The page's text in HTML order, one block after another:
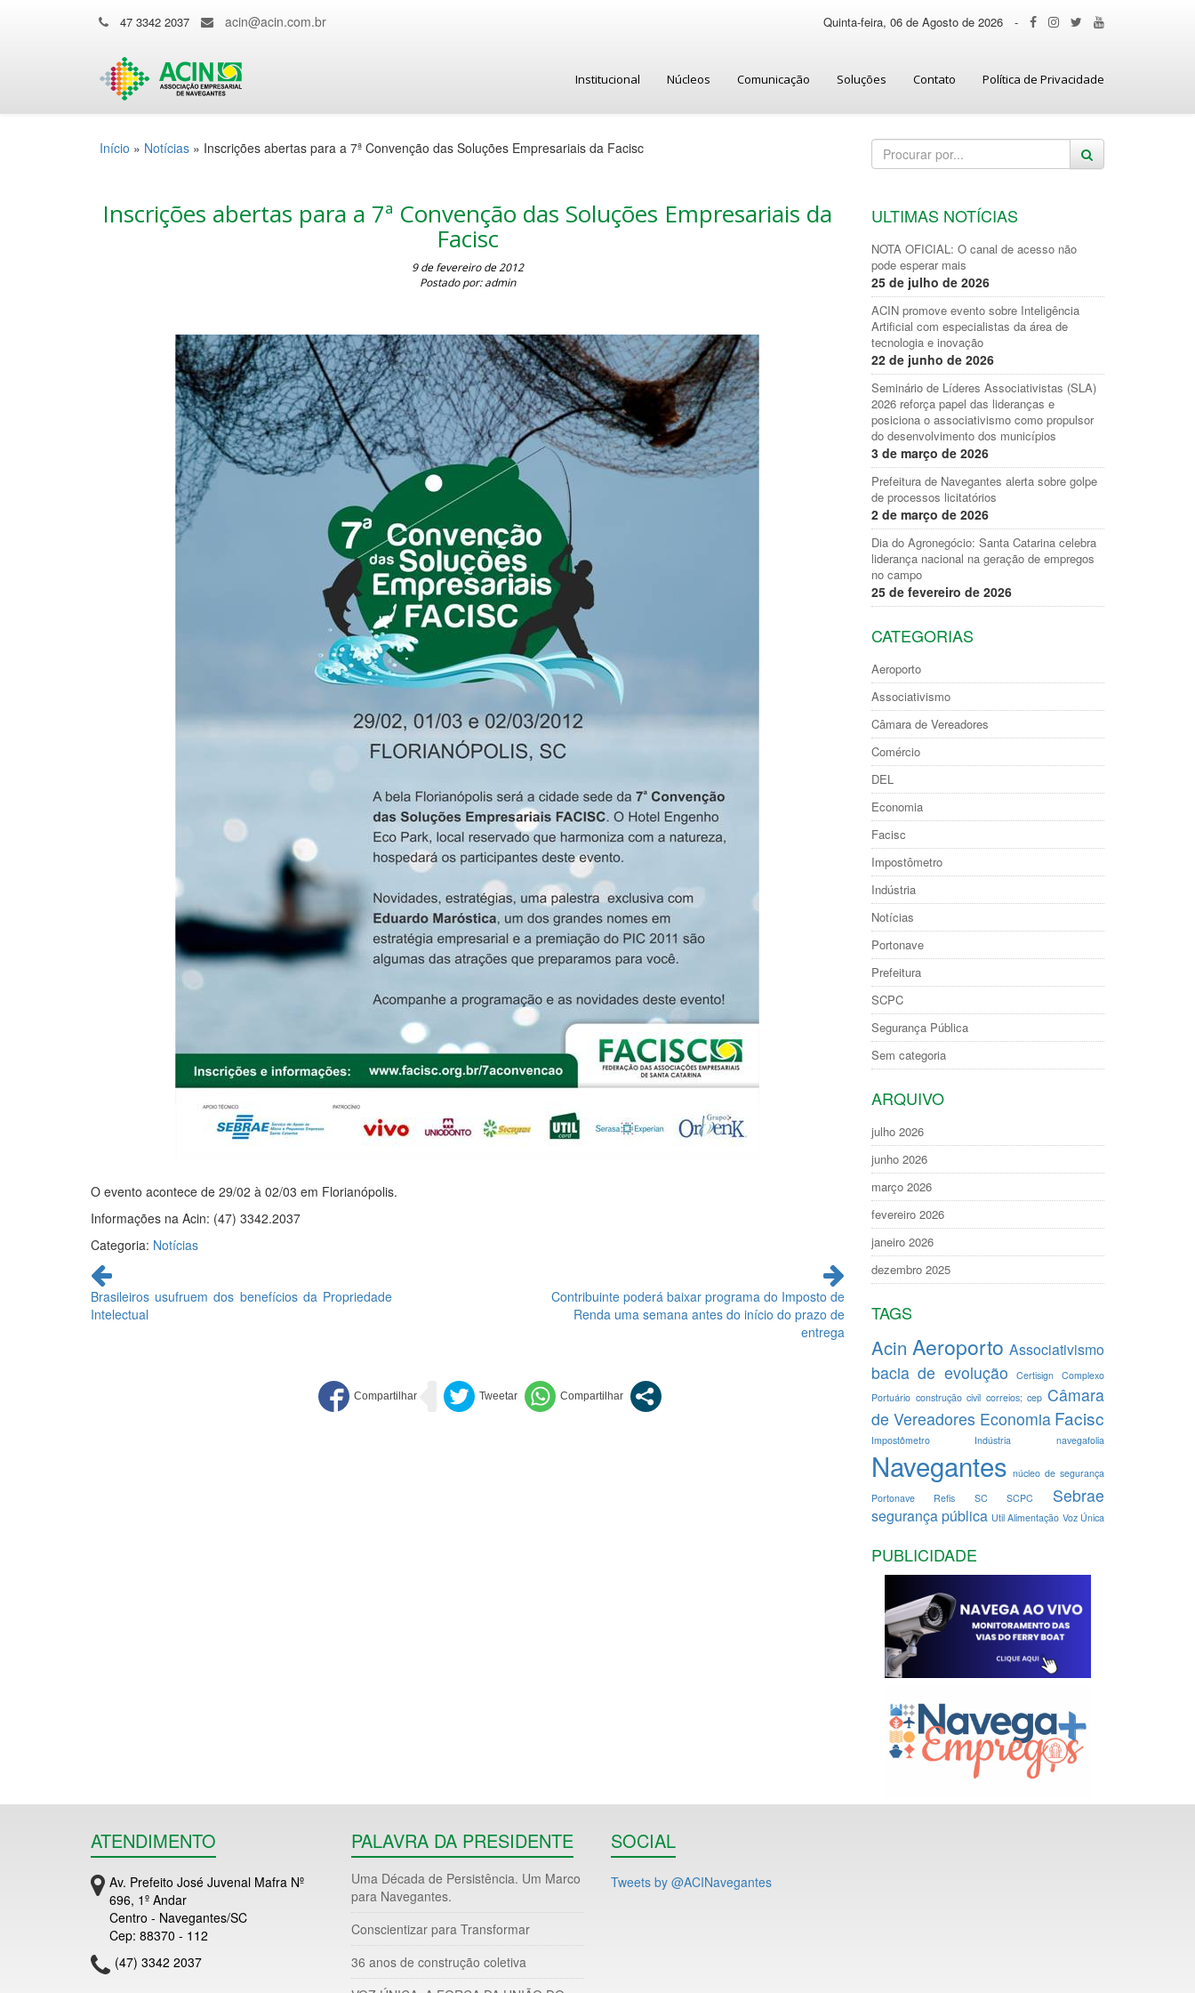
47 3342 2037 acin@acin.com.br Quinta-feira, 06 de Agosto de 2026 -
Institucional Núcleos Comunicação Soluções Contato Política de Privacidade
Início » Notícias » Inscrições abertas para a 7ª Convenção das Soluções Empresariais da Facisc
Inscrições abertas para a 7ª Convenção das Soluções Empresariais da
Facisc
9 de fevereiro de 2012
Postado por: admin
O evento acontece de 29/02 à 02/03 em Florianópolis.
Informações na Acin: (47) 3342.2037
Categoria: Notícias
Continue
lendo
Brasileiros usufruem dos benefícios da Propriedade
Intelectual
Contribuinte poderá baixar programa do Imposto de
Renda uma semana antes do início do prazo de
entrega
ULTIMAS NOTÍCIAS
NOTA OFICIAL: O canal de acesso não
pode esperar mais
25 de julho de 2026
ACIN promove evento sobre Inteligência
Artificial com especialistas da área de
tecnologia e inovação
22 de junho de 2026
Seminário de Líderes Associativistas (SLA)
2026 reforça papel das lideranças e
posiciona o associativismo como propulsor
do desenvolvimento dos municípios
3 de março de 2026
Prefeitura de Navegantes alerta sobre golpe
de processos licitatórios
2 de março de 2026
Dia do Agronegócio: Santa Catarina celebra
liderança nacional na geração de empregos
no campo
25 de fevereiro de 2026
CATEGORIAS
Aeroporto
Associativismo
Câmara de Vereadores
Comércio
DEL
Economia
Facisc
Impostômetro
Indústria
Notícias
Portonave
Prefeitura
SCPC
Segurança Pública
Sem categoria
ARQUIVO
julho 2026
junho 2026
março 2026
fevereiro 2026
janeiro 2026
dezembro 2025
TAGS
Acin Aeroporto Associativismo
bacia de evolução Certisign Complexo
Portuário construção civil correios; cep Câmara
de Vereadores Economia Facisc
Impostômetro Indústria navegafolia
Navegantes núcleo de segurança
Portonave
Refis SC SCPC Sebrae
segurança pública Util Alimentação Voz Única
PUBLICIDADE
ATENDIMENTO
Av. Prefeito José Juvenal Mafra Nº
696, 1º Andar
Centro - Navegantes/SC
Cep: 88370 - 112
(47) 3342 2037
PALAVRA DA PRESIDENTE
Uma Década de Persistência. Um Marco
para Navegantes.
Conscientizar para Transformar
36 anos de construção coletiva
SOCIAL
Tweets by @ACINavegantes